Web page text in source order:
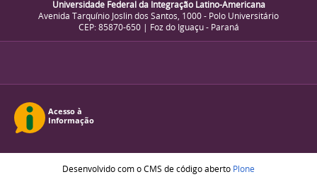
Universidade Federal da Integração Latino-Americana
Avenida Tarquínio Joslin dos Santos, 1000 - Polo Universitário
CEP: 85870-650 | Foz do Iguaçu - Paraná
Desenvolvido com o CMS de código aberto Plone